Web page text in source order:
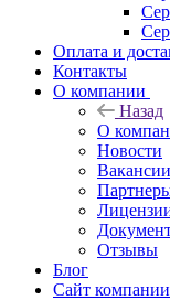
Оплата и
Контакты
О компании
Назад
О
Новости
Вакансии
Отзывы
Блог
Сайт компании